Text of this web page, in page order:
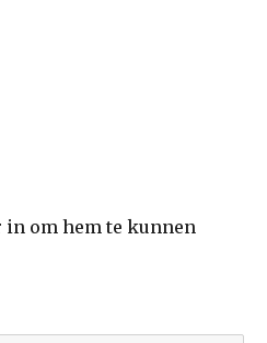
in om hem te kunnen